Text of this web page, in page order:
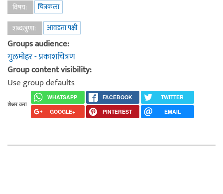
विषय:
चित्रकला
शब्दखुणा:
आवडता पक्षी
Groups audience:
गुलमोहर - प्रकाशचित्रण
Group content visibility:
Use group defaults
शेअर करा
WHATSAPP FACEBOOK
TWITTER
GOOGLE+
PINTEREST EMAIL